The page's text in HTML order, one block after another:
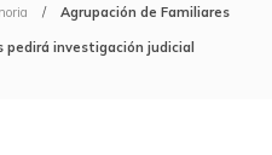
Agrupación de Familiares
investigación judicial